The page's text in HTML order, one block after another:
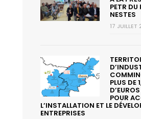
PETR DU
NESTES
17 JUILLET
PLUS DE
POUR
L’INSTALLATION ET LE
ENTREPRISES